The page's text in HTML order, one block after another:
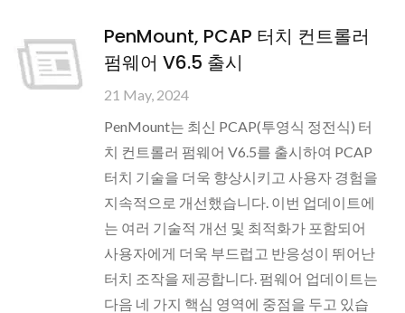
PenMount, PCAP 터치 컨트롤러
펌웨어 V6.5 출시
21 May, 2024
PenMount는 최신 PCAP(투영식 정전식) 터
치 컨트롤러 펌웨어 V6.5를 출시하여 PCAP
터치 기술을 더욱 향상시키고 사용자 경험을
지속적으로 개선했습니다. 이번 업데이트에
는 여러 기술적 개선 및 최적화가 포함되어
사용자에게 더욱 부드럽고 반응성이 뛰어난
터치 조작을 제공합니다. 펌웨어 업데이트는
다음 네 가지 핵심 영역에 중점을 두고 있습